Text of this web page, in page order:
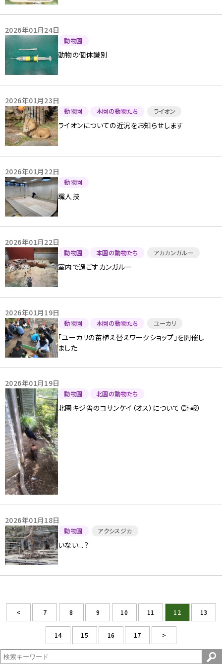
2026年01月24日
動物園
動物の個体識別
2026年01月23日
動物園 本園の動物たち ライオン
ライオンについての近況をお知らせします
2026年01月22日
動物園
職人技
2026年01月22日
動物園 本園の動物たち アカカンガルー
室内で過ごすカンガルー
2026年01月19日
動物園 本園の動物たち ユーカリ
「ユーカリの苗植え替えワークショップ」を開催し
ました
2026年01月19日
動物園 北園の動物たち
北園キジ舎のコサンケイ（オス）について（訃報）
2026年01月18日
動物園 アクシスジカ
いない...？
< 7 8 9 10 11 12 13
14 15 16 17 >